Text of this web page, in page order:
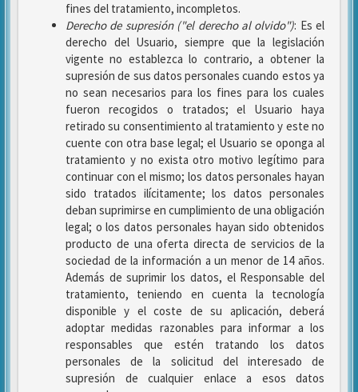
fines del tratamiento, incompletos.
Derecho de supresión ("el derecho al olvido"): Es el
derecho del Usuario, siempre que la legislación
vigente no establezca lo contrario, a obtener la
supresión de sus datos personales cuando estos ya
no sean necesarios para los fines para los cuales
fueron recogidos o tratados; el Usuario haya
retirado su consentimiento al tratamiento y este no
cuente con otra base legal; el Usuario se oponga al
tratamiento y no exista otro motivo legítimo para
continuar con el mismo; los datos personales hayan
sido tratados ilícitamente; los datos personales
deban suprimirse en cumplimiento de una obligación
legal; o los datos personales hayan sido obtenidos
producto de una oferta directa de servicios de la
sociedad de la información a un menor de 14 años.
Además de suprimir los datos, el Responsable del
tratamiento, teniendo en cuenta la tecnología
disponible y el coste de su aplicación, deberá
adoptar medidas razonables para informar a los
responsables que estén tratando los datos
personales de la solicitud del interesado de
supresión de cualquier enlace a esos datos